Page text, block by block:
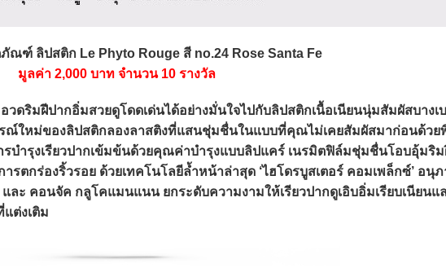
ณฑ์ ลิปสติก Le Phyto Rouge สี no.24 Rose Santa Fe
มูลค่า 2,000 บาท จำนวน 10 รางวัล
ริมฝีปากอิ่มสวยดูโดดเด่นได้อย่างมั่นใจไปกับลิปสติกเนื้อเนียนนุ่มสัมผัสบางเ
ณ์ใหม่ของลิปสติกลองลาสติงที่แสนชุ่มชื่นในแบบที่คุณไม่เคยสัมผัสมาก่อนด้วย
ำรุงเรียวปากเข้มข้นด้วยคุณค่าบำรุงแบบลิปแคร์ เนรมิตฟิล์มชุ่มชื่นโอบอุ้มริม
รตกร่องริ้วรอย ด้วยเทคโนโลยีล้ำหน้าล่าสุด ‘ไฮโดรบูสเตอร์ คอมเพล็กซ์’ อนุภ
ละ คอนจัค กลูโคแมนแนน ยกระดับความงามให้เรียวปากดูเอิบอิ่มเรียบเนียนแล
ต่งเติม